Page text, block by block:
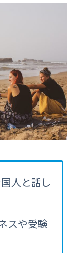
人と話し
スや受験